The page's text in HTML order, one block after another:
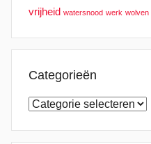
vrijheid watersnood werk wolven
Categorieën
Categorieën